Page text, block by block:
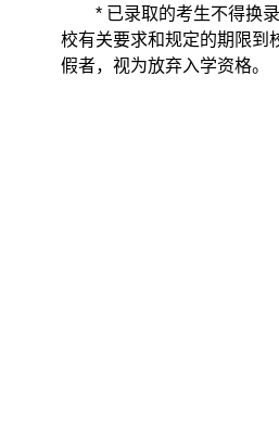
* 已录取的考生不得换
校有关要求和规定的期限到
假者，视为放弃入学资格。